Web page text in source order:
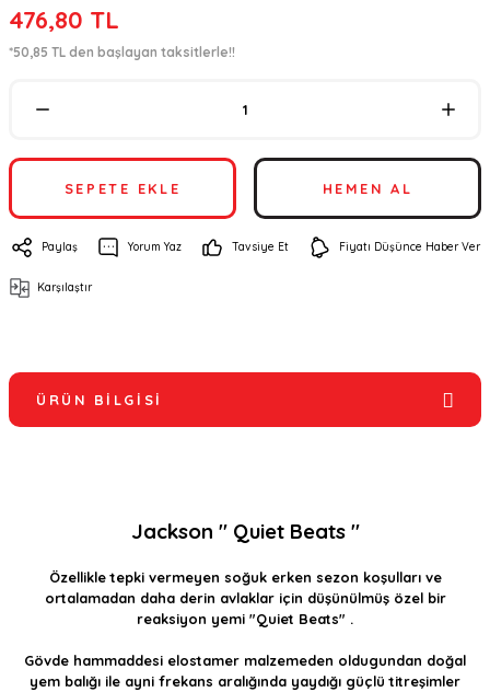
476,80 TL
*50,85 TL den başlayan taksitlerle!!
SEPETE EKLE HEMEN AL
Paylaş Yorum Yaz Tavsiye Et Fiyatı Düşünce Haber Ver
Karşılaştır
ÜRÜN BILGISI
Jackson " Quiet Beats "
Özellikle tepki vermeyen soğuk erken sezon koşulları ve
ortalamadan daha derin avlaklar için düşünülmüş özel bir
reaksiyon yemi "Quiet Beats" .
Gövde hammaddesi elostamer malzemeden oldugundan doğal
yem balığı ile ayni frekans aralığında yaydığı güçlü titreşimler